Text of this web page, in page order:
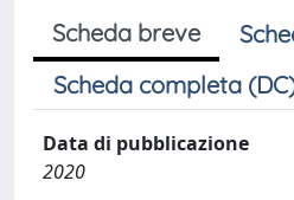
Scheda breve
Scheda completa
Data di pubblicazione
2020